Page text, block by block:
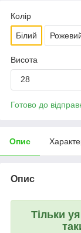
Колір
Білий
Висота
28
Готово до
Опис
Опис
Тільки